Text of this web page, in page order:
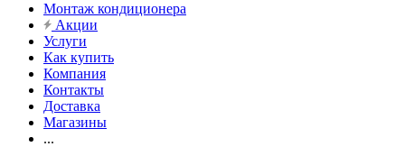
Монтаж кондиционера
Акции
Услуги
Как купить
Компания
Контакты
Доставка
Магазины
...